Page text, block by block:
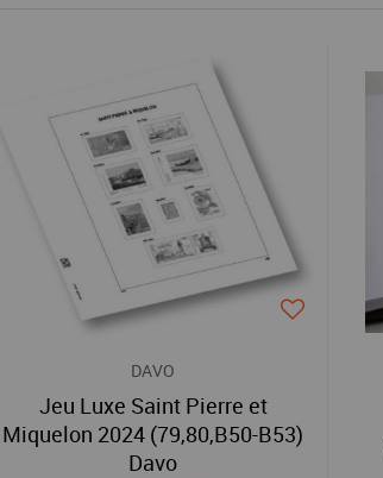
DAVO
Jeu Luxe Saint Pierre et
Miquelon 2024 (79,80,B50-B53)
Davo